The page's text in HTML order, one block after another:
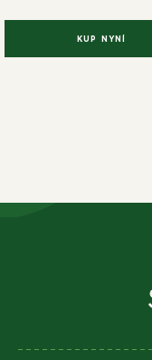
KUP NYNÍ